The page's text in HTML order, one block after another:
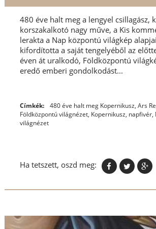
480 éve halt meg a lengyel csillagász,
korszakalkotó nagy műve, a Kis
lerakta a Nap központú világkép
kifordította a saját tengelyéből az
éven át uralkodó, Földközpontú
eredő emberi gondolkodást...
Címkék: 480 éve halt meg Kopernikusz, Ars
Földközpontú világnézet, Kopernikusz, napfivér,
világnézet
Ha tetszett, oszd meg: